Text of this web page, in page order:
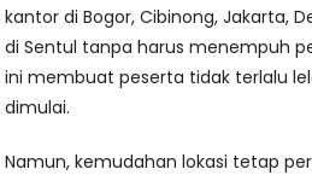
kantor di Bogor, Cibinong, Jakarta,
di Sentul tanpa harus menempuh
ini membuat peserta tidak terlalu
dimulai.
Namun, kemudahan lokasi tetap